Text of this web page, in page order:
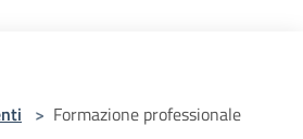
> Formazione professionale